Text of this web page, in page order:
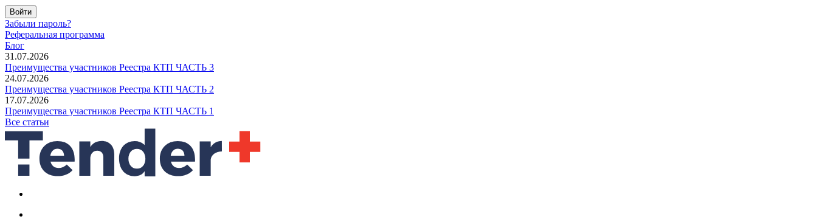
Войти
Забыли пароль?
Реферальная программа
Блог
31.07.2026
Преимущества участников Реестра КТП ЧАСТЬ 3
24.07.2026
Преимущества участников Реестра КТП ЧАСТЬ 2
17.07.2026
Преимущества участников Реестра КТП ЧАСТЬ 1
Все статьи